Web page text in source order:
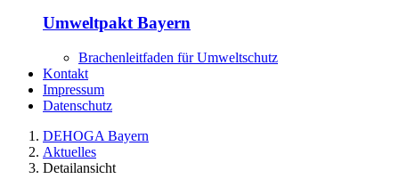
Umweltpakt Bayern
Brachenleitfaden für Umweltschutz
Kontakt
Impressum
Datenschutz
DEHOGA Bayern
Aktuelles
Detailansicht